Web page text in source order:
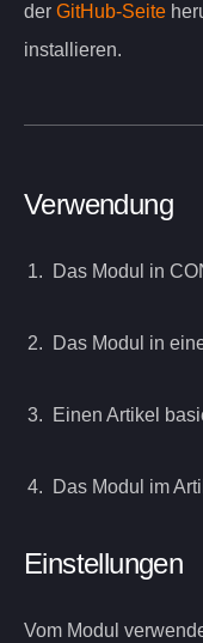
der GitHub-Seite
installieren.
Verwendung
Das Modul in
Das Modul in
Einen Artikel
Das Modul im
Einstellungen
Vom Modul